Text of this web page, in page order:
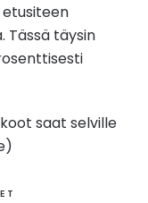
etusiteen
Tässä täysin
saat selville